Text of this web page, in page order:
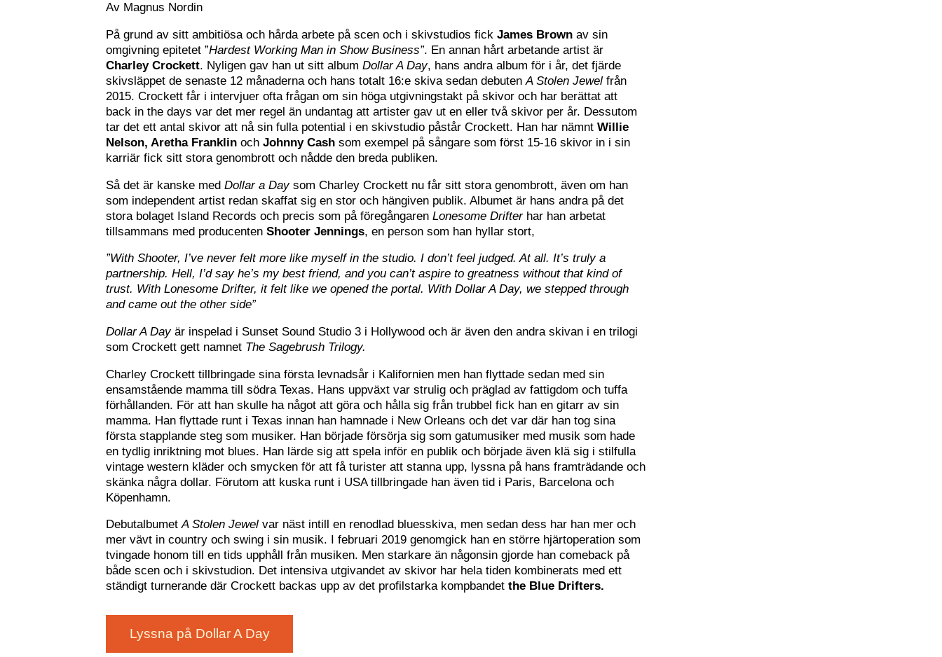
Av Magnus Nordin
På grund av sitt ambitiösa och hårda arbete på scen och i skivstudios fickJames Brown av sin
omgivning epitetet ”Hardest Working Man in Show Business”. En annan hårt arbetande artist är
Charley Crockett. Nyligen gav han ut sitt albumDollar A Day, hans andra album för i år, det fjärde
skivsläppet de senaste 12 månaderna och hans totalt 16:e skiva sedan debutenA Stolen Jewel från
2015. Crockett får i intervjuer ofta frågan om sin höga utgivningstakt på skivor och har berättat att
back in the days var det mer regel än undantag att artister gav ut en eller två skivor per år. Dessutom
tar det ett antal skivor att nå sin fulla potential i en skivstudio påstår Crockett. Han har nämntWillie
Nelson, Aretha Franklin ochJohnny Cash som exempel på sångare som först 15-16 skivor in i sin
karriär fick sitt stora genombrott och nådde den breda publiken.
Så det är kanske medDollar a Daysom Charley Crockett nu får sitt stora genombrott, även om han
som independent artist redan skaffat sig en stor och hängiven publik. Albumet är hans andra på det
stora bolaget Island Records och precis som på föregångarenLonesome Drifterhar han arbetat
tillsammans med producentenShooter Jennings, en person som han hyllar stort,
”With Shooter, I’ve never felt more like myself in the studio. I don’t feel judged. At all. It’s truly a
partnership. Hell, I’d say he’s my best friend, and you can’t aspire to greatness without that kind of
trust. With Lonesome Drifter, it felt like we opened the portal. With Dollar A Day, we stepped through
and came out the other side”
Dollar A Dayär inspelad i Sunset Sound Studio 3 i Hollywood och är även den andra skivan i en trilogi
som Crockett gett namnet The Sagebrush Trilogy.
Charley Crockett tillbringade sina första levnadsår i Kalifornien men han flyttade sedan med sin
ensamstående mamma till södra Texas. Hans uppväxt var strulig och präglad av fattigdom och tuffa
förhållanden. För att han skulle ha något att göra och hålla sig från trubbel fick han en gitarr av sin
mamma. Han flyttade runt i Texas innan han hamnade i New Orleans och det var där han tog sina
första stapplande steg som musiker. Han började försörja sig som gatumusiker med musik som hade
en tydlig inriktning mot blues. Han lärde sig att spela inför en publik och började även klä sig i stilfulla
vintage western kläder och smycken för att få turister att stanna upp, lyssna på hans framträdande och
skänka några dollar. Förutom att kuska runt i USA tillbringade han även tid i Paris, Barcelona och
Köpenhamn.
DebutalbumetA Stolen Jewel var näst intill en renodlad bluesskiva, men sedan dess har han mer och
mer vävt in country och swing i sin musik. I februari 2019 genomgick han en större hjärtoperation som
tvingade honom till en tids upphåll från musiken. Men starkare än någonsin gjorde han comeback på
både scen och i skivstudion. Det intensiva utgivandet av skivor har hela tiden kombinerats med ett
ständigt turnerande där Crockett backas upp av det profilstarka kompbandetthe Blue Drifters.
Lyssna på Dollar A Day